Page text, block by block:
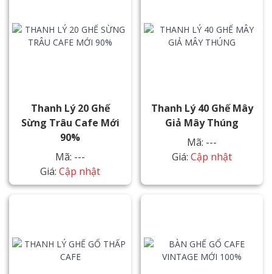
Thanh Lý 20 Ghế
Sừng Trâu Cafe Mới
90%
Mã: ---
Giá: Cập nhật
Thanh Lý 40 Ghế Mây
Giả Mây Thúng
Mã: ---
Giá: Cập nhật